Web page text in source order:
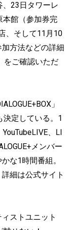
、23日タワーレ
本館（参加券完
、そして11月10
方法などの詳細
をご確認いただ
」
決定している。1
、LI
メンバー
な1時間番組。
細は公式サイト
ストユニット